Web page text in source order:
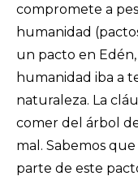
compromete a
humanidad
un pacto en
humanidad iba a
naturaleza. La
comer del árbol
mal. Sabemos
parte de este